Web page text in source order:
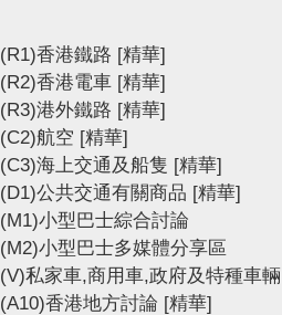
(R1)香港鐵路 [精華]
(R2)香港電車 [精華]
(R3)港外鐵路 [精華]
(C2)航空 [精華]
(C3)海上交通及船隻 [精華]
(D1)公共交通有關商品 [精華]
(M1)小型巴士綜合討論
(M2)小型巴士多媒體分享區
(V)私家車,商用車,政府及特種車輛
(A10)香港地方討論 [精華]